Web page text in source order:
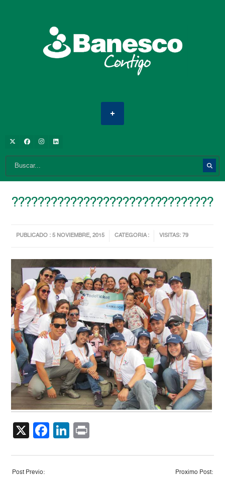
???????????????????????????????
PUBLICADO : 5 NOVIEMBRE, 2015 CATEGORIA : VISITAS: 79
X Facebook
LinkedIn
Post Previo: Proximo Post: